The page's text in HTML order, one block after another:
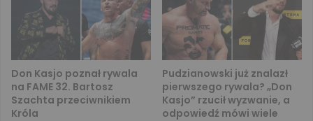
Don Kasjo poznał rywala
na FAME 32. Bartosz
Szachta przeciwnikiem
Króla
Pudzianowski już znalazł
pierwszego rywala? „Don
Kasjo” rzucił wyzwanie, a
odpowiedź mówi wiele